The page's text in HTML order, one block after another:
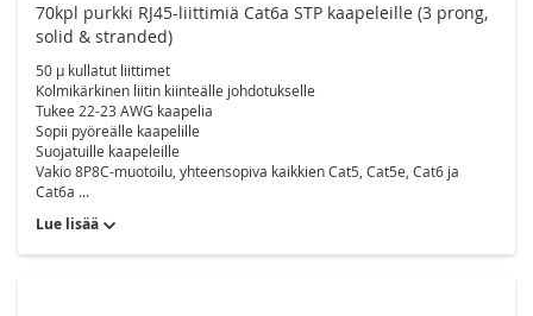
70kpl purkki RJ45-liittimiä Cat6a STP kaapeleille (3 prong,
solid & stranded)
50 µ kullatut liittimet
Kolmikärkinen liitin kiinteälle johdotukselle
Tukee 22-23 AWG kaapelia
Sopii pyöreälle kaapelille
Suojatuille kaapeleille
Vakio 8P8C-muotoilu, yhteensopiva kaikkien Cat5, Cat5e, Cat6 ja
Cat6a ...
Lue lisää